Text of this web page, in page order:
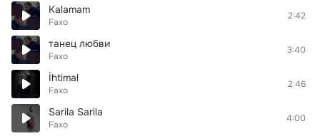
Kalamam
Faxo
2:42
танец любви
Faxo
3:40
İhtimal
Faxo
2:46
Sarila Sarila
Faxo
4:00